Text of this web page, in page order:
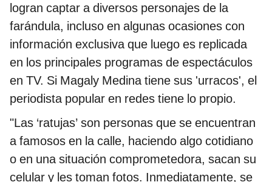
logran captar a diversos personajes de la
farándula, incluso en algunas ocasiones con
información exclusiva que luego es replicada
en los principales programas de espectáculos
en TV. Si Magaly Medina tiene sus 'urracos', el
periodista popular en redes tiene lo propio.
"Las ‘ratujas’ son personas que se encuentran
a famosos en la calle, haciendo algo cotidiano
o en una situación comprometedora, sacan su
celular y les toman fotos. Inmediatamente, se